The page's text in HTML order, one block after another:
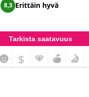
8,3 Erittäin hyvä
Tarkista saatavuus
$